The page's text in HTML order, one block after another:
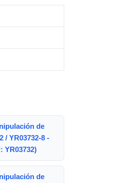
de
/ YR03732-8 -
YR03732)
de